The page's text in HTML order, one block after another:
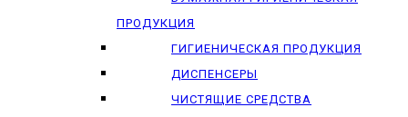
ПРОДУКЦИЯ
ГИГИЕНИЧЕСКАЯ ПРОДУКЦИЯ
ДИСПЕНСЕРЫ
ЧИСТЯЩИЕ СРЕДСТВА